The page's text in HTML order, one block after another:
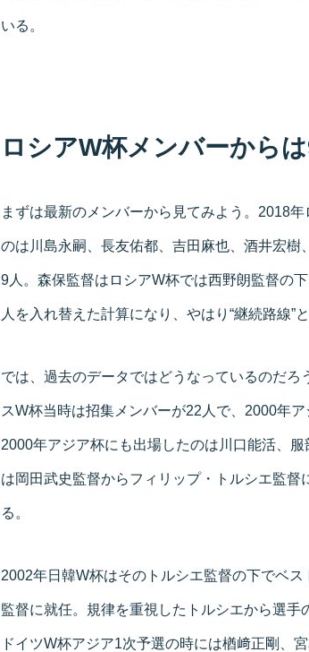
いる。
ロシアW杯メンバーから
まずは最新のメンバーから見てみよう。2018
のは川島永嗣、長友佑都、吉田麻也、酒井宏
9人。森保監督はロシアW杯では西野朗監督の
人を入れ替えた計算になり、やはり“継続路線”
では、過去のデータではどうなっているのだ
スW杯当時は招集メンバーが22人で、2000年
2000年アジア杯にも出場したのは川口能活、
は岡田武史監督からフィリップ・トルシエ監
る。
2002年日韓W杯はそのトルシエ監督の下でベ
監督に就任。規律を重視したトルシエから選
ドイツW杯アジア1次予選の時には楢﨑正剛、